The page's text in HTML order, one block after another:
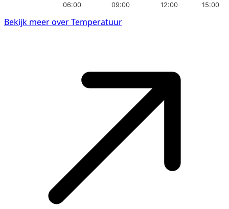
06:00 09:00 12:00 15:00
Bekijk meer over Temperatuur